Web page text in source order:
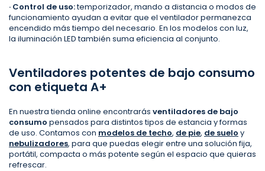
· Control de uso:temporizador, mando a distancia o modos de
funcionamiento ayudan a evitar que el ventilador permanezca
encendido más tiempo del necesario. En los modelos con luz,
la iluminación LED también suma eficiencia al conjunto.
Ventiladores potentes de bajo consumo
con etiqueta A+
En nuestra tienda online encontrarás ventiladores de bajo
consumo pensados para distintos tipos de estancia y formas
de uso. Contamos con modelos de techo, de pie, de suelo y
nebulizadores, para que puedas elegir entre una solución fija,
portátil, compacta o más potente según el espacio que quieras
refrescar.